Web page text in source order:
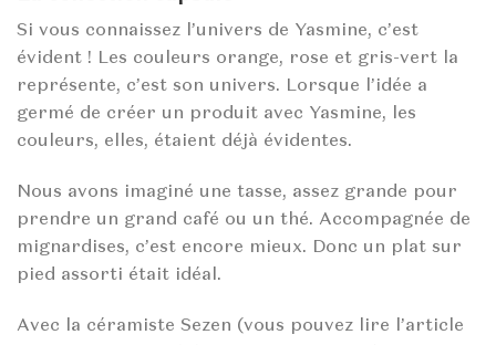
Si vous connaissez l’univers de Yasmine, c’est
évident ! Les couleurs orange, rose et gris-vert la
représente, c’est son univers. Lorsque l’idée a
germé de créer un produit avec Yasmine, les
couleurs, elles, étaient déjà évidentes.
Nous avons imaginé une tasse, assez grande pour
prendre un grand café ou un thé. Accompagnée de
mignardises, c’est encore mieux. Donc un plat sur
pied assorti était idéal.
Avec la céramiste Sezen (vous pouvez lire l’article